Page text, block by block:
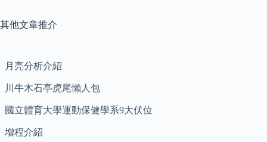
其他文章推介
月亮分析介紹
川牛木石亭虎尾懶人包
國立體育大學運動保健學系9大伏位
增程介紹